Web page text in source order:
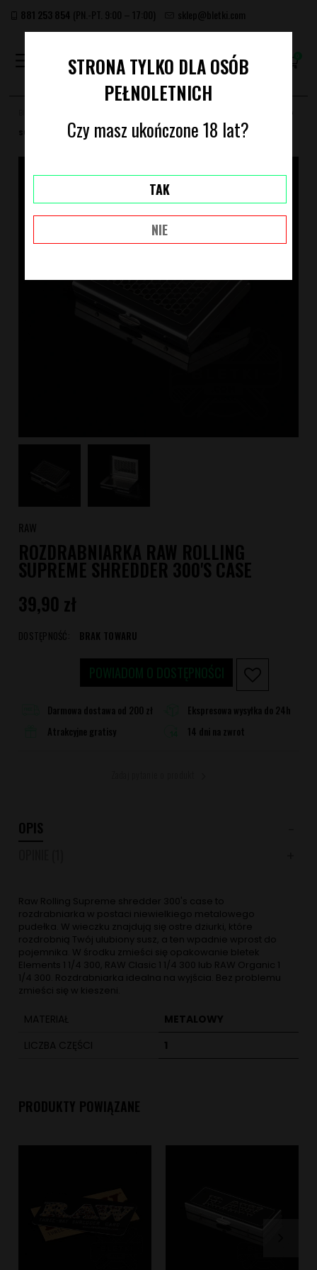
881 253 854 (PN.-PT. 9:00 – 17:00) sklep@bletki.com
ROZDRABNIARKA RAW ROLLING
SUPREME SHREDDER 300'S CASE
RAW
ROZDRABNIARKA RAW ROLLING
SUPREME SHREDDER 300'S CASE
39,90 zł
DOSTĘPNOŚĆ: BRAK TOWARU
POWIADOM O DOSTĘPNOŚCI
Darmowa dostawa od 200 zł
Ekspresowa wysyłka do 24h
Atrakcyjne gratisy
14 dni na zwrot
OPIS
Raw Rolling Supreme shredder 300's case to
rozdrabniarka w postaci niewielkiego metalowego
pudełka. W wieczku znajdują się ostre dziurki, które
rozdrobnią Twój ulubiony susz, a ten wpadnie wprost do
pojemnika. W środku zmieści się opakowanie bletek
Elements 1 1/4 300, RAW Clasic 1 1/4 300 lub RAW Organic 1
1/4 300. Rozdrabniarka idealna na wyjścia. Bez problemu
zmieści się w kieszeni.
MATERIAŁ
METALOWY
LICZBA CZĘŚCI
1
PRODUKTY POWIĄZANE
STRONA TYLKO DLA OSÓB
PEŁNOLETNICH
Czy masz ukończone 18 lat?
TAK
NIE